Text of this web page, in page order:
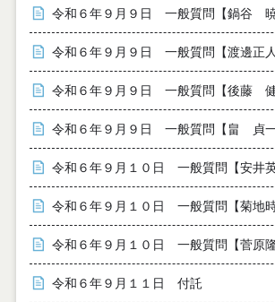
令和６年９月９日 一般質問【鍋谷 暁
令和６年９月９日 一般質問【渡邊正人
令和６年９月９日 一般質問【後藤 健
令和６年９月９日 一般質問【畠 貞一
令和６年９月１０日 一般質問【安井英
令和６年９月１０日 一般質問【菊地時
令和６年９月１０日 一般質問【菅原隆
令和６年９月１１日 付託